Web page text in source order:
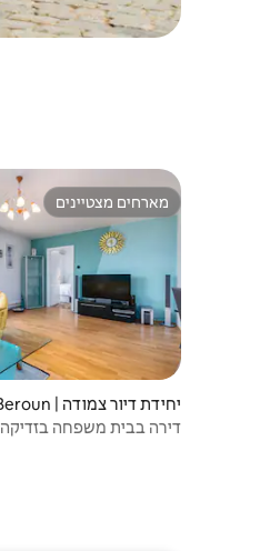
מארחים מצטיינים
מארחים מצטיינים
יחידת דיור צמודה | Beroun
דירה בבית משפחה בזדיקה